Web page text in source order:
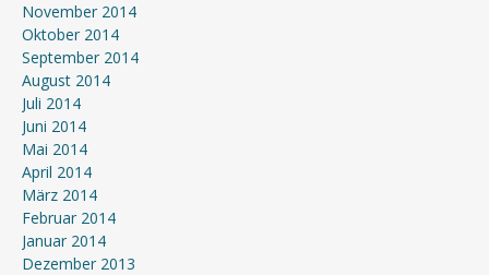
November 2014
Oktober 2014
September 2014
August 2014
Juli 2014
Juni 2014
Mai 2014
April 2014
März 2014
Februar 2014
Januar 2014
Dezember 2013